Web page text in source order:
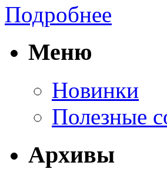
Подробнее
Меню
Новинки
Полезные
Архивы